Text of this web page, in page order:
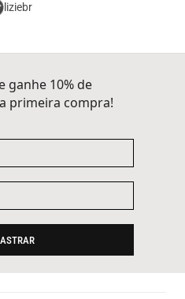
liziebr
ganhe 10% de
primeira compra!